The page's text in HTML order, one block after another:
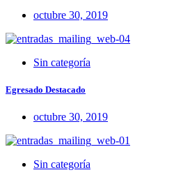
octubre 30, 2019
Sin categoría
Egresado Destacado
octubre 30, 2019
Sin categoría